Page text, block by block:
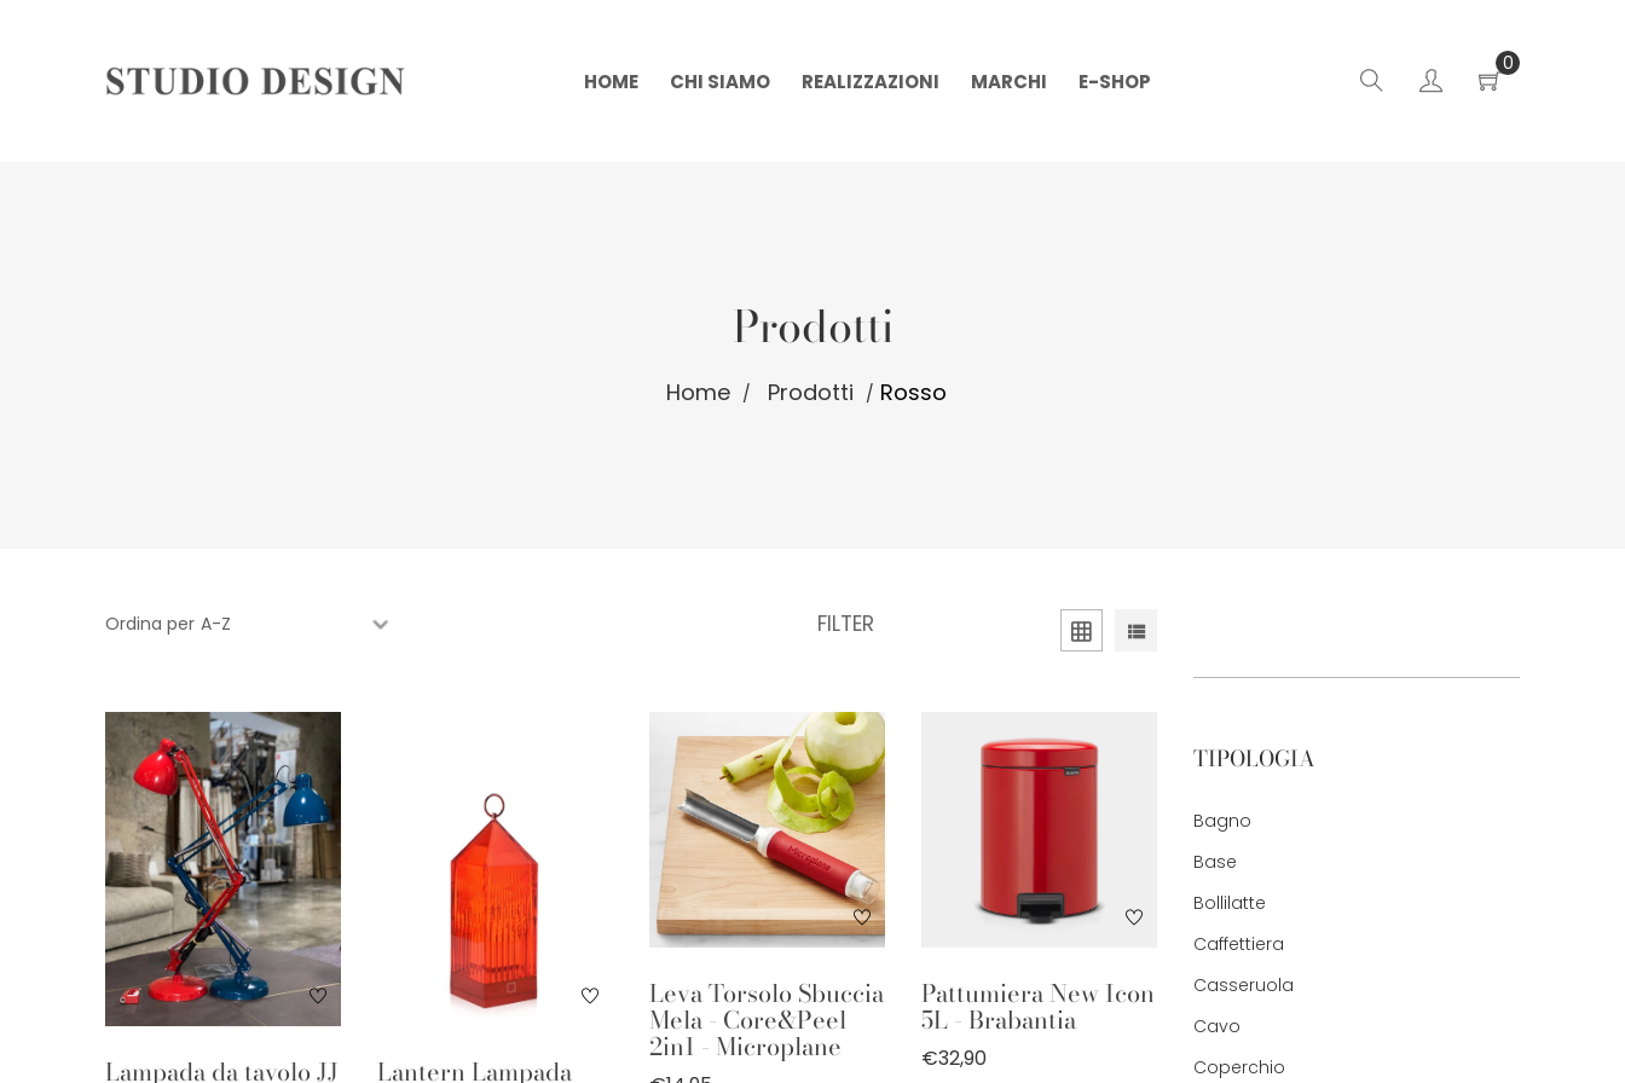
HOME CHI SIAMO REALIZZAZIONI MARCHI E-SHOP
0
Prodotti
Home Prodotti Rosso
Ordina per FILTER
Lampada da tavolo JJ Lantern Lampada
Leva Torsolo Sbuccia
Mela - Core&Peel
2in1 - Microplane
Pattumiera New Icon
5L - Brabantia
€32,90
TIPOLOGIA
Bagno
Base
Bollilatte
Caffettiera
Casseruola
Cavo
Coperchio